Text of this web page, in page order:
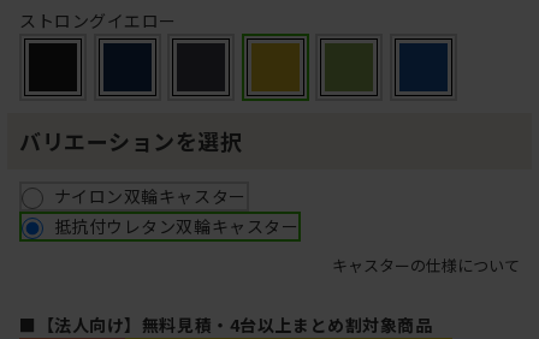
ストロングイエロー
バリエーションを選択
ナイロン双輪キャスター
抵抗付ウレタン双輪キャスター
キャスターの仕様について
■【法人向け】無料見積・4台以上まとめ割対象商品